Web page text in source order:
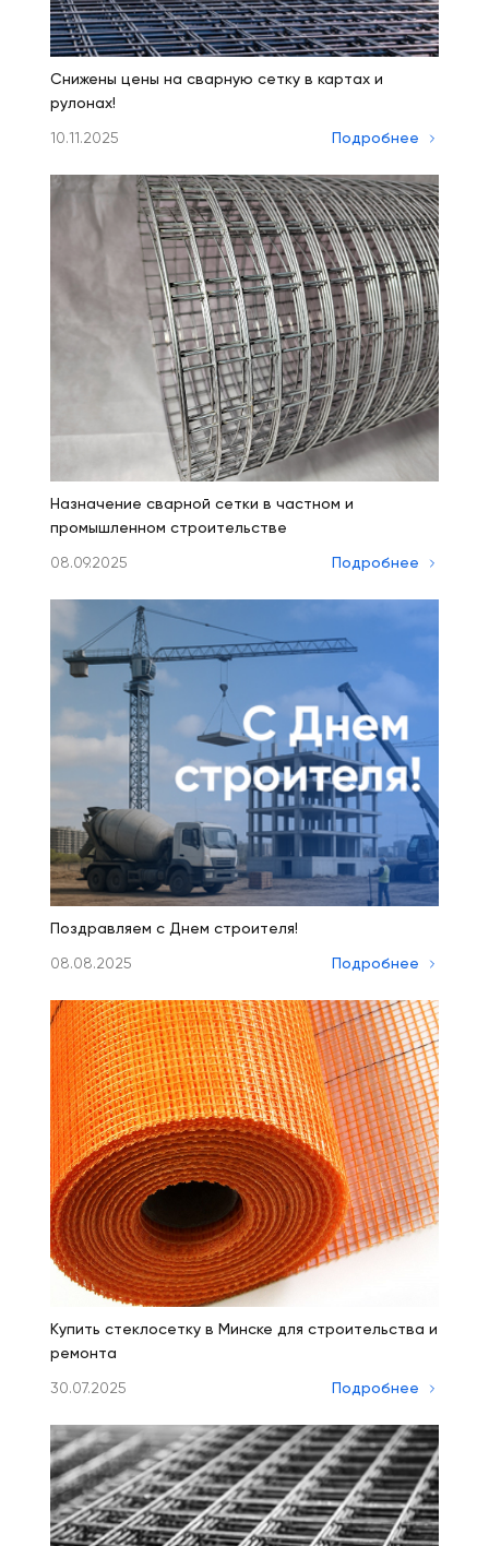
Снижены цены на сварную сетку в картах и
рулонах!
10.11.2025 Подробнее
Назначение сварной сетки в частном и
промышленном строительстве
08.09.2025 Подробнее
Поздравляем с Днем строителя!
08.08.2025 Подробнее
Купить стеклосетку в Минске для строительства и
ремонта
30.07.2025 Подробнее